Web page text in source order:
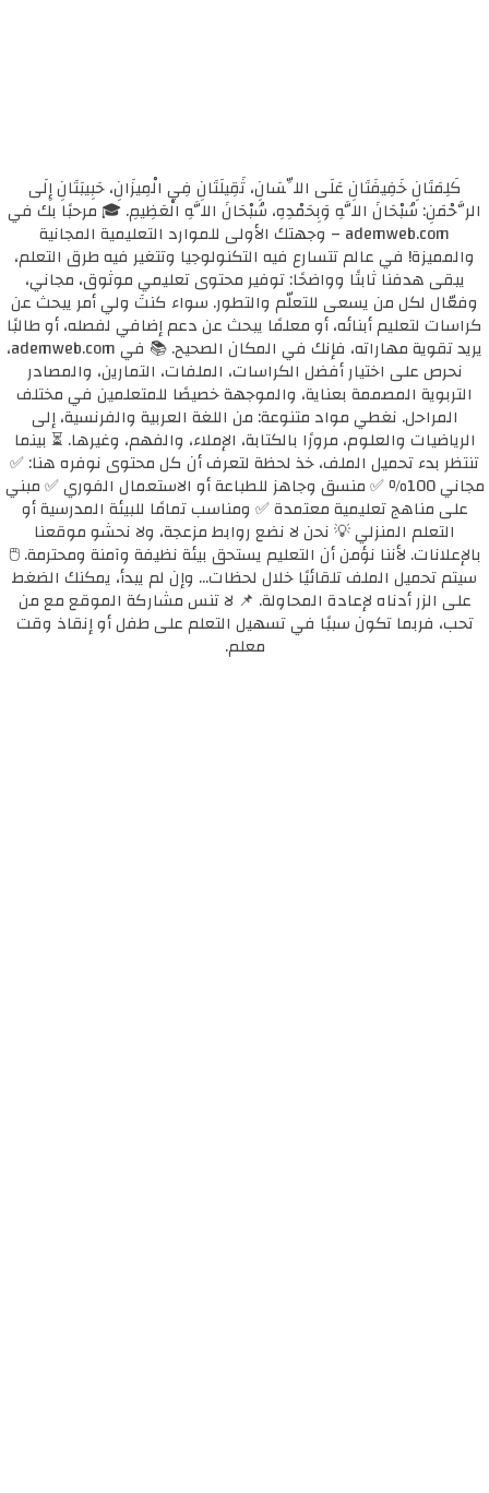
كَلِمَتَانِ خَفِيفَتَانِ عَلَى اللِّسَانِ، ثَقِيلَتَانِ فِي الْمِيزَانِ، حَبِيبَتَانِ إِلَى
الرَّحْمَنِ: سُبْحَانَ اللَّهِ وَبِحَمْدِهِ، سُبْحَانَ اللَّهِ الْعَظِيمِ. 🎓 مرحبًا بك في
ademweb.com – وجهتك الأولى للموارد التعليمية المجانية
والمميزة! في عالم تتسارع فيه التكنولوجيا وتتغير فيه طرق التعلم،
يبقى هدفنا ثابتًا وواضحًا: توفير محتوى تعليمي موثوق، مجاني،
وفعّال لكل من يسعى للتعلّم والتطور. سواء كنتَ ولي أمر يبحث عن
كراسات لتعليم أبنائه، أو معلمًا يبحث عن دعم إضافي لفصله، أو طالبًا
يريد تقوية مهاراته، فإنك في المكان الصحيح. 📚 في ademweb.com،
نحرص على اختيار أفضل الكراسات، الملفات، التمارين، والمصادر
التربوية المصممة بعناية، والموجهة خصيصًا للمتعلمين في مختلف
المراحل. نغطي مواد متنوعة: من اللغة العربية والفرنسية، إلى
الرياضيات والعلوم، مرورًا بالكتابة، الإملاء، والفهم، وغيرها. ⏳ بينما
تنتظر بدء تحميل الملف، خذ لحظة لتعرف أن كل محتوى نوفره هنا: ✅
مجاني 100٪ ✅ منسق وجاهز للطباعة أو الاستعمال الفوري ✅ مبني
على مناهج تعليمية معتمدة ✅ ومناسب تمامًا للبيئة المدرسية أو
التعلم المنزلي 💡 نحن لا نضع روابط مزعجة، ولا نحشو موقعنا
بالإعلانات. لأننا نؤمن أن التعليم يستحق بيئة نظيفة وآمنة ومحترمة. 🖱️
سيتم تحميل الملف تلقائيًا خلال لحظات... وإن لم يبدأ، يمكنك الضغط
على الزر أدناه لإعادة المحاولة. 📌 لا تنس مشاركة الموقع مع من
تحب، فربما تكون سببًا في تسهيل التعلم على طفل أو إنقاذ وقت
معلم.